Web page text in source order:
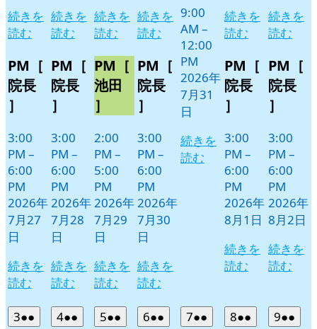
続きを
読む
PM［
院長
］
3:00
PM –
6:00
PM
2026年
7月27
日
続きを
読む
続きを
読む
PM［
院長
］
3:00
PM –
6:00
PM
2026年
7月28
日
続きを
読む
続きを
読む
PM［
池田
］
2:00
PM –
5:00
PM
2026年
7月29
日
続きを
読む
続きを
読む
PM［
院長
］
3:00
PM –
6:00
PM
2026年
7月30
日
続きを
読む
9:00
AM –
12:00
PM
2026年
7月31
日
続きを
読む
続きを
読む
PM［
院長
］
3:00
PM –
6:00
PM
2026年
8月1日
続きを
読む
続きを
読む
PM［
院長
］
3:00
PM –
6:00
PM
2026年
8月2日
続きを
読む
32026
●● 42026
●● 52026
●● 62026
●● 72026
●● 82026
●● 92026
●●